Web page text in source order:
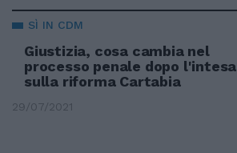
SÌ IN CDM
Giustizia, cosa cambia nel
processo penale dopo l'intesa
sulla riforma Cartabia
29/07/2021